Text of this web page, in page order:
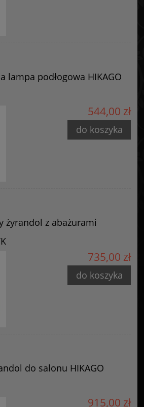
lampa podłogowa HIKAGO
544,00 zł
do koszyka
żyrandol z abażurami
735,00 zł
do koszyka
do salonu HIKAGO
915,00 zł